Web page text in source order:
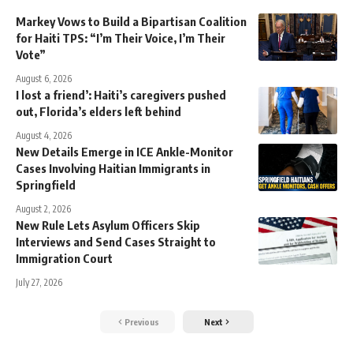
Markey Vows to Build a Bipartisan Coalition
for Haiti TPS: “I’m Their Voice, I’m Their
Vote”
August 6, 2026
I lost a friend’: Haiti’s caregivers pushed
out, Florida’s elders left behind
August 4, 2026
New Details Emerge in ICE Ankle-Monitor
Cases Involving Haitian Immigrants in
Springfield
August 2, 2026
New Rule Lets Asylum Officers Skip
Interviews and Send Cases Straight to
Immigration Court
July 27, 2026
Previous Next